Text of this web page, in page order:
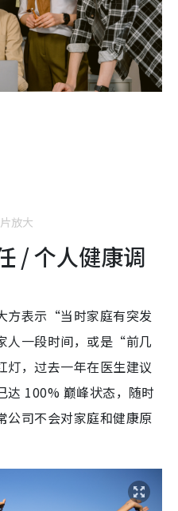
放大
/ 个人健康调
方表示“当时家庭有突发
人一段时间，或是“前几
灯，过去一年在医生建议
达 100% 巅峰状态，随时
司不会对家庭和健康原